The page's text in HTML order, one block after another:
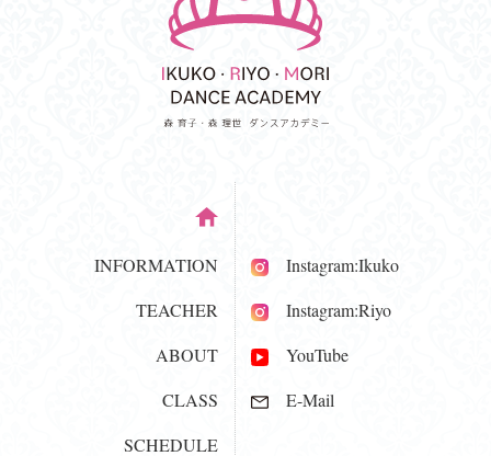
INFORMATION
TEACHER
ABOUT
CLASS
SCHEDULE
Instagram:Ikuko
Instagram:Riyo
YouTube
E-Mail